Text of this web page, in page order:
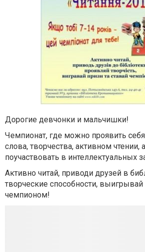
Дорогие девчонки и мальчишки!
Чемпионат, где можно проявить
слова, творчества, активном чтении,
поучаствовать в интеллектуальных
Активно читай, приводи друзей в
творческие способности,
чемпионом!